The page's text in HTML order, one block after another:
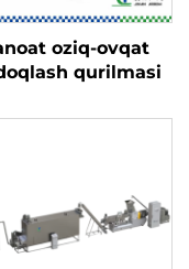
oziq-ovqat
qurilmasi